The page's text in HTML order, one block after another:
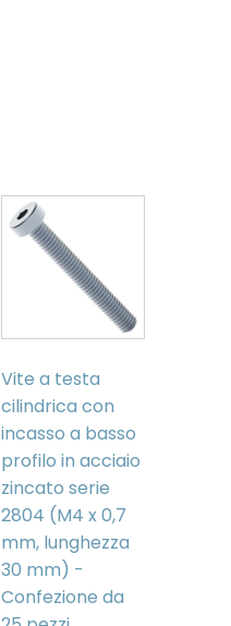
Vite a testa
cilindrica con
incasso a basso
profilo in acciaio
zincato serie
2804 (M4 x 0,7
mm, lunghezza
30 mm) -
Confezione da